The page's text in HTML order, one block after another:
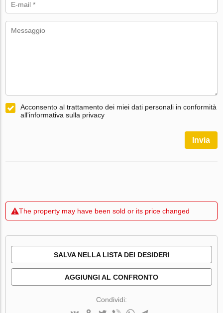
Acconsento al trattamento dei miei dati personali in conformità
all'informativa sulla privacy
Invia
The property may have been sold or its price changed
SALVA NELLA LISTA DEI DESIDERI
AGGIUNGI AL CONFRONTO
Condividi: